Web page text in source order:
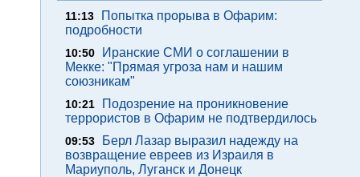
11:13
Попытка прорыва в Офарим:
подробности
10:50
Иранские СМИ о соглашении в
Мекке: "Прямая угроза нам и нашим
союзникам"
10:21
Подозрение на проникновение
террористов в Офарим не подтвердилось
09:53
Берл Лазар выразил надежду на
возвращение евреев из Израиля в
Мариуполь, Луганск и Донецк